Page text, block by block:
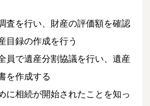
査を行い、財産の評価額を確認
目録の作成を行う
員で遺産分割協議を行い、遺産
を作成する
に相続が開始されたことを知っ